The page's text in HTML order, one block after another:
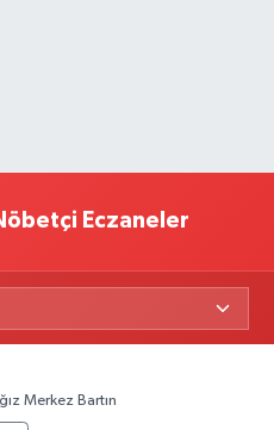
Eczaneler
Merkez Bartın